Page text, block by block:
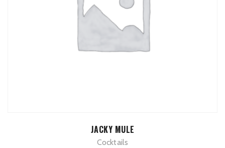
TOEVOEGEN AAN WINKELWAGEN
JACKY MULE
Cocktails